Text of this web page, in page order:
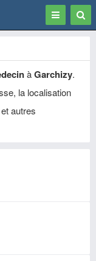
Toggle
àGarchizy.
la localisation
autres